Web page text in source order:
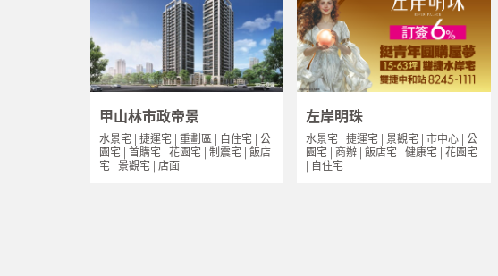
甲山林市政帝景
水景宅 | 捷運宅 | 重劃區 | 自住宅 | 公
園宅 | 首購宅 | 花園宅 | 制震宅 | 飯店
宅 | 景觀宅 | 店面
左岸明珠
水景宅 | 捷運宅 | 景觀宅 | 市中心 | 公
園宅 | 商辦 | 飯店宅 | 健康宅 | 花園宅
| 自住宅